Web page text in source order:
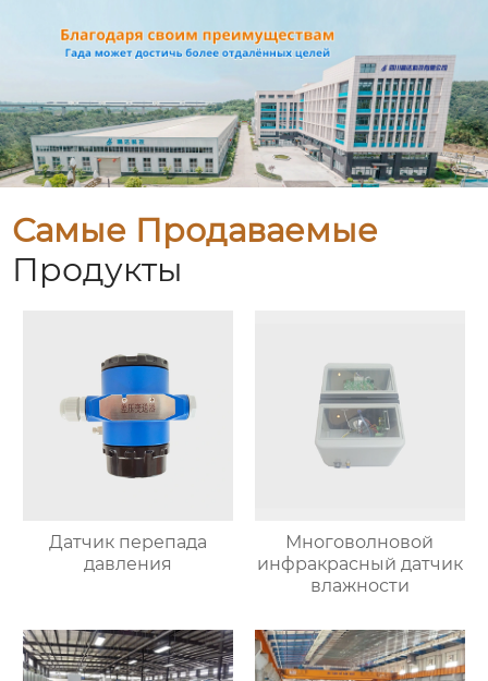
Самые Продаваемые
Продукты
Датчик перепада
давления
Многоволновой
инфракрасный датчик
влажности